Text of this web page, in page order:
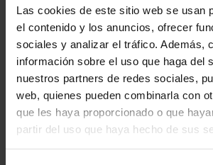
Las cookies de este sitio web se usan
el contenido y los anuncios, ofrecer
sociales y analizar el tráfico. Además,
información sobre el uso que haga del
nuestros partners de redes sociales,
web, quienes pueden combinarla con
que les haya proporcionado o que
partir del uso que haya hecho de sus
Conoce al equipo que se
revisar tu nómina
Además de ser cercanos,somos una